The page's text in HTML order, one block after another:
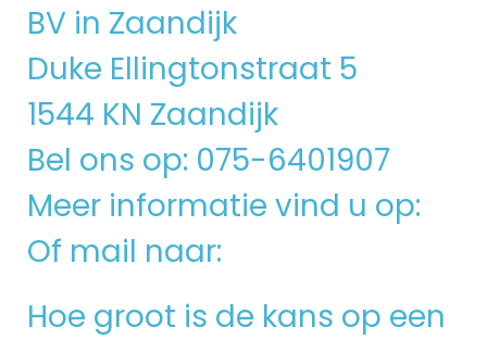
BV in Zaandijk
Duke Ellingtonstraat 5
1544 KN Zaandijk
Bel ons op: 075-6401907
Meer informatie vind u op:
Of mail naar:
Hoe groot is de kans op een